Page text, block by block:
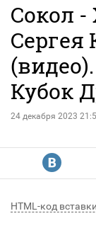
Сокол -
Сергея
Кубок
24 декабря 2023
R
HTML-код